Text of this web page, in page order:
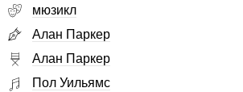
мюзикл
Алан Паркер
Алан Паркер
Пол Уильямс